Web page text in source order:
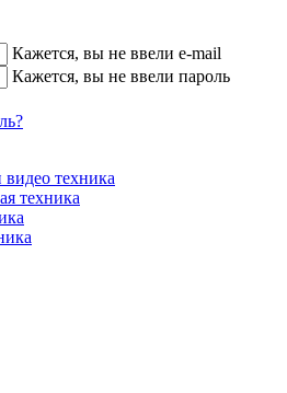
Кажется, вы не ввели e-mail
Кажется, вы не ввели пароль
техника
техника